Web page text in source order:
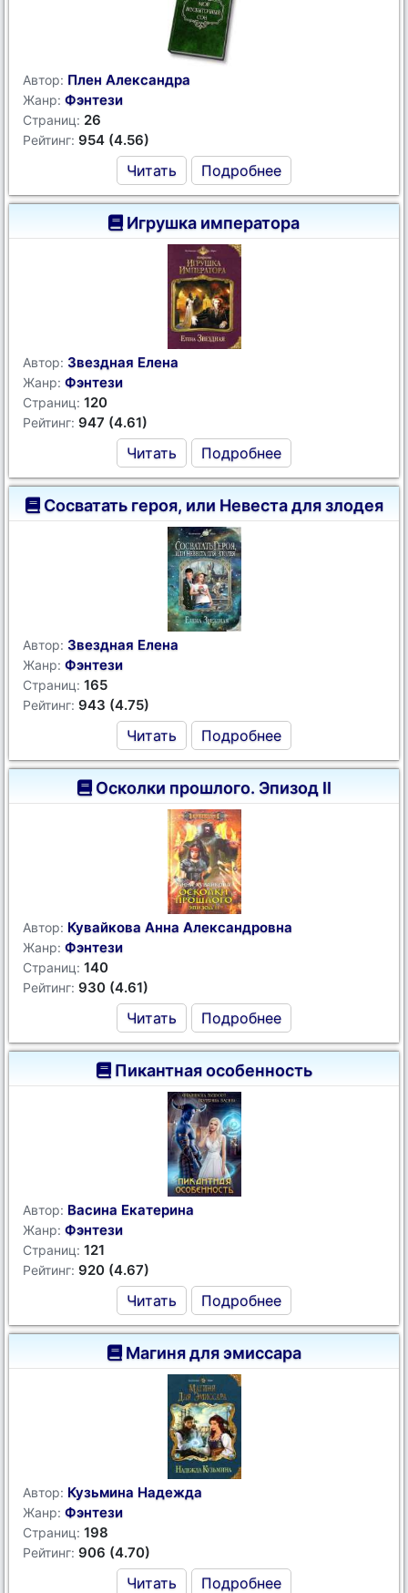
Автор: Плен Александра
Жанр: Фэнтези
Страниц: 26
Рейтинг: 954 (4.56)
Читать Подробнее
Игрушка императора
Автор: Звездная Елена
Жанр: Фэнтези
Страниц: 120
Рейтинг: 947 (4.61)
Читать Подробнее
Сосватать героя, или Невеста для злодея
Автор: Звездная Елена
Жанр: Фэнтези
Страниц: 165
Рейтинг: 943 (4.75)
Читать Подробнее
Осколки прошлого. Эпизод II
Автор: Кувайкова Анна Александровна
Жанр: Фэнтези
Страниц: 140
Рейтинг: 930 (4.61)
Читать Подробнее
Пикантная особенность
Автор: Васина Екатерина
Жанр: Фэнтези
Страниц: 121
Рейтинг: 920 (4.67)
Читать Подробнее
Магиня для эмиссара
Автор: Кузьмина Надежда
Жанр: Фэнтези
Страниц: 198
Рейтинг: 906 (4.70)
Читать Подробнее